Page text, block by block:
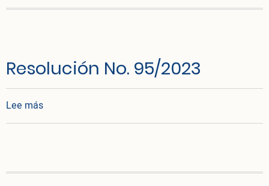
Resolución No. 95/2023
Lee mássobre Resolución No. 95/2023